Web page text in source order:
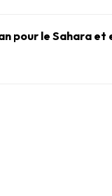
pour le Sahara